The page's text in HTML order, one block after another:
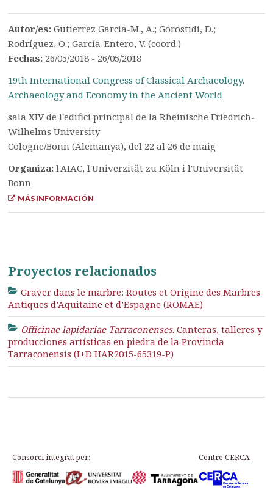
Autor/es:Gutierrez Garcia-M., A.; Gorostidi, D.;
Rodríguez, O.; García-Entero, V. (coord.)
Fechas: 26/05/2018 - 26/05/2018
19th International Congress of Classical Archaeology.
Archaeology and Economy in the Ancient World
sala XIV de l'edifici principal de la Rheinische Friedrich-
Wilhelms University
Cologne/Bonn (Alemanya), del 22 al 26 de maig
Organiza:l'AIAC, l'Univerzität zu Köln i l'Universität
Bonn
MÁS INFORMACIÓN
Proyectos relacionados
Graver dans le marbre: Routes et Origine des Marbres
Antiques d’Aquitaine et d’Espagne (ROMAE)
Officinae lapidariae Tarraconenses. Canteras, talleres y
producciones artísticas en piedra de la Provincia
Tarraconensis (I+D HAR2015-65319-P)
Consorci integrat per: Centre CERCA: